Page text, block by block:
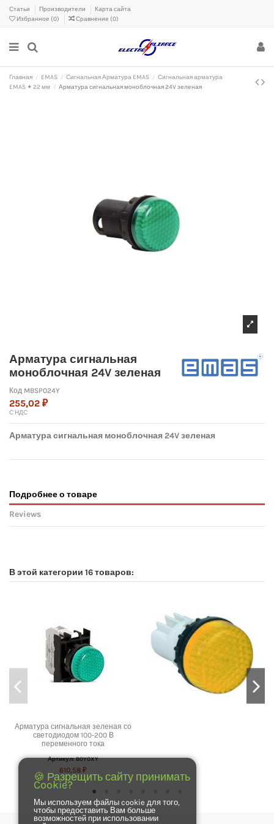
Статьи Производители
Карта сайта
Избранное (0) Сравнение (0)
Главная EMAS Сигнальная Арматура EMAS
Сигнальная арматура
EMAS ✦ 22 мм
Арматура сигнальная моноблочная 24V зеленая
Арматура сигнальная
моноблочная 24V зеленая
Код MBSP024Y
255,02 ₽
С НДС
Арматура сигнальная моноблочная 24V зеленая
Подробнее о товаре
Reviews
В этой категории 16 товаров:
Арматура сигнальная зеленая со
светодиодом 100-200 В
переменного тока
Артикул: B0Y0XY
610,58 ₽
🍪 Разрещить сайту принимать
Cookie?
Мы используем файлы cookie для того,
чтобы предоставить Вам больше
возможностей при использовании